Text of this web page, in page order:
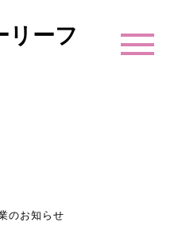
のお知らせ